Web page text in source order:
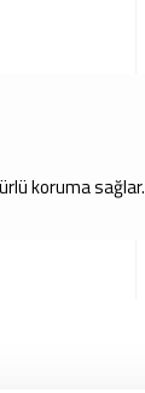
koruma sağlar.